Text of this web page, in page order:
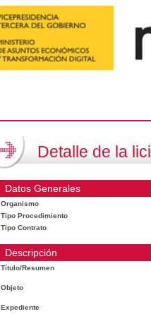
Detalle de la
Datos Generales
Organismo
Tipo Procedimiento
Tipo Contrato
Descripción
Título/Resumen
Objeto
Expediente